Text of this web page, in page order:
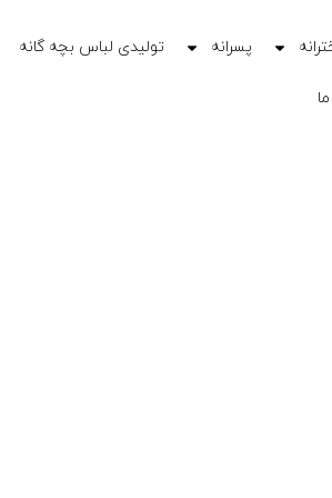
پسرانه تولیدی لباس بچه گانه